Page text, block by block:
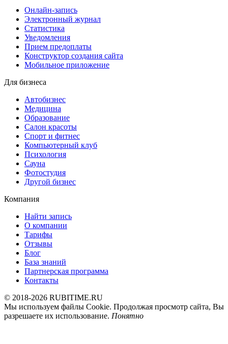
Онлайн-запись
Электронный журнал
Статистика
Уведомления
Прием предоплаты
Конструктор создания сайта
Мобильное приложение
Для бизнеса
Автобизнес
Медицина
Образование
Салон красоты
Спорт и фитнес
Компьютерный клуб
Психология
Сауна
Фотостудия
Другой бизнес
Компания
Найти запись
О компании
Тарифы
Отзывы
Блог
База знаний
Партнерская программа
Контакты
© 2018-2026 RUBITIME.RU
Мы используем файлы Cookie. Продолжая просмотр сайта, Вы
разрешаете их использование. Понятно